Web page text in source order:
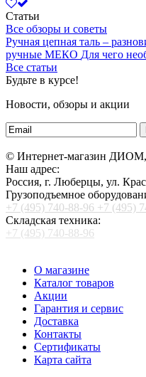
Статьи
Все обзоры и советы
Ручная цепная таль –
ручные МЕКО Для чего
Все статьи
Будьте в курсе!
Новости, обзоры и акции
© Интернет-магазин
Наш адрес:
Россия, г. Люберцы, ул.
Грузоподъемное
+7 (495) 740-88-96 +7 (495)
Складская техника:
+7 (495) 740-88-96
О магазине
Каталог товаров
Акции
Гарантия и сервис
Доставка
Контакты
Сертификаты
Карта сайта